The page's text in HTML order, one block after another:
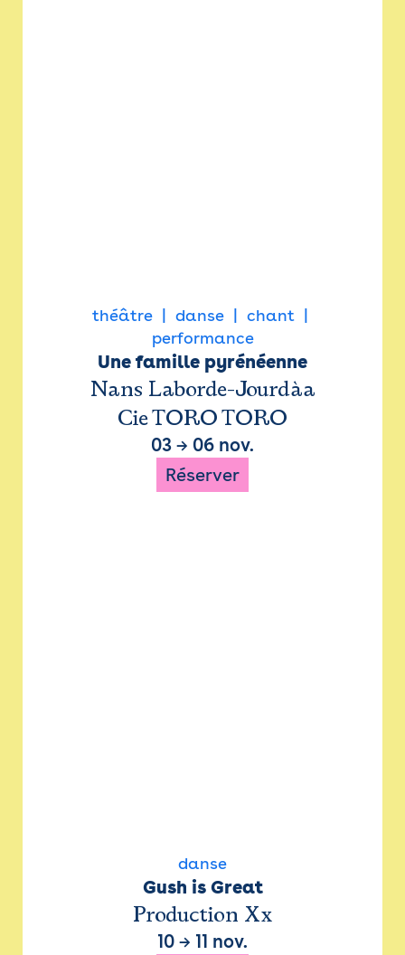
théâtre danse
chant
performance
Une famille pyrénéenne
Nans Laborde-Jourdàa
Cie TORO TORO
03 → 06 nov.
Réserver
danse
Gush is Great
Production Xx
10 → 11 nov.